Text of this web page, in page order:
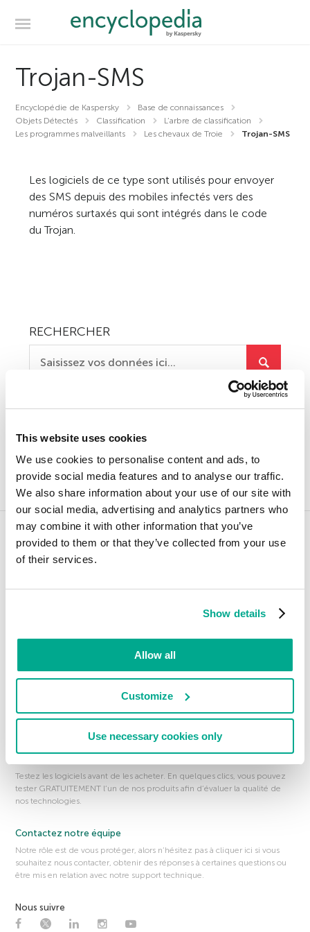
This website uses cookies
We use cookies to personalise content and ads, to
provide social media features and to analyse our traffic.
We also share information about your use of our site with
our social media, advertising and analytics partners who
may combine it with other information that you’ve
provided to them or that they’ve collected from your use
of their services.
Show details
Allow all
Customize
Use necessary cookies only
Trojan-SMS
Encyclopédie de Kaspersky
Base de connaissances
Objets Détectés
Classification
L’arbre de classification
Les programmes malveillants
Les chevaux de Troie Trojan-SMS
Les logiciels de ce type sont utilisés pour envoyer
des SMS depuis des mobiles infectés vers des
numéros surtaxés qui sont intégrés dans le code
du Trojan.
RECHERCHER
Spam et le Phishing
Vulnérabilités et hackers
Des produits pour vous protéger
Nos produits innovants vous donnent la capacité de protéger ce qui vous
vérifier que tout est en ordre sur votre ordinateur, votre Mac ou votre
Obtenez plus d’informations sur nous, notre façon de travailler et les
raisons pour lesquelles nous nous engageons à sécuriser davantage les
Testez les logiciels avant de les acheter. En quelques clics, vous pouvez
tester GRATUITEMENT l’un de nos produits afin d’évaluer la qualité de
nos technologies.
Contactez notre équipe
Notre rôle est de vous protéger, alors n’hésitez pas à cliquer ici si vous
souhaitez nous contacter, obtenir des réponses à certaines questions ou
être mis en relation avec notre support technique.
Nous suivre